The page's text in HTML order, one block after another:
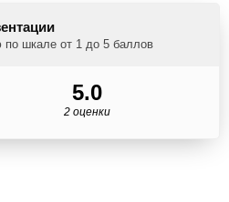
по шкале от 1 до 5 баллов
5.0
2 оценки